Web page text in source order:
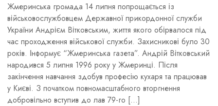
Жмеринська громада 14 липня попрощається із
військовослужбовцем Державної прикордонної служби
України Андрієм Вітковським, життя якого обірвалося під
час проходження військової служби. Захисникові було 30
років. Інформує “Жмеринська газета”. Андрій Вітковський
народився 5 липня 1996 року у Жмеринці. Після
закінчення навчання здобув професію кухаря та працював
у Києві. З початком повномасштабного вторгнення
добровільно вступив до лав 79-го […]